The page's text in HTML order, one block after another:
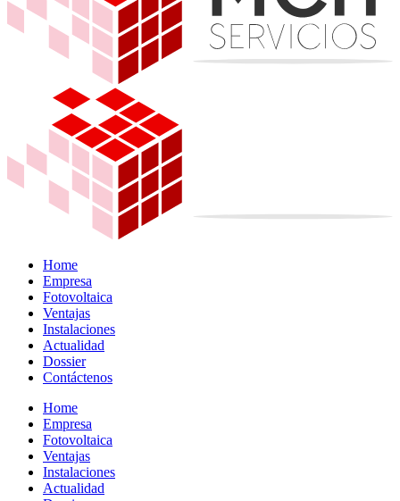
Home
Empresa
Fotovoltaica
Ventajas
Instalaciones
Actualidad
Dossier
Contáctenos
Home
Empresa
Fotovoltaica
Ventajas
Instalaciones
Actualidad